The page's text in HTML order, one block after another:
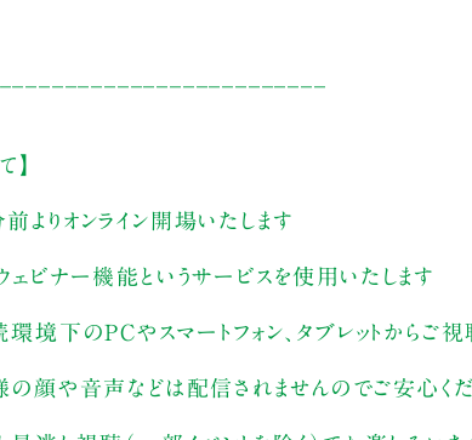
】
よりオンライン開場いたします
ビナー機能というサービスを使用いたします
環境下のPCやスマートフォン、タブレットからご
様の顔や音声などは配信されませんのでご安心く